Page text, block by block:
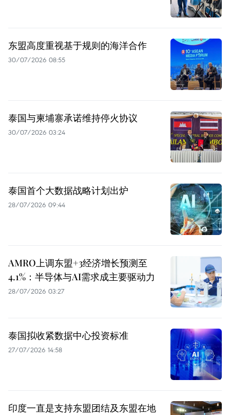
东盟高度重视基于规则的海洋合作
30/07/2026 08:55
泰国与柬埔寨承诺维持停火协议
30/07/2026 03:24
泰国首个大数据战略计划出炉
28/07/2026 09:44
AMRO上调东盟+3经济增长预测至
4.1%：半导体与AI需求成主要驱动力
28/07/2026 03:27
泰国拟收紧数据中心投资标准
27/07/2026 14:58
印度一直是支持东盟团结及东盟在地